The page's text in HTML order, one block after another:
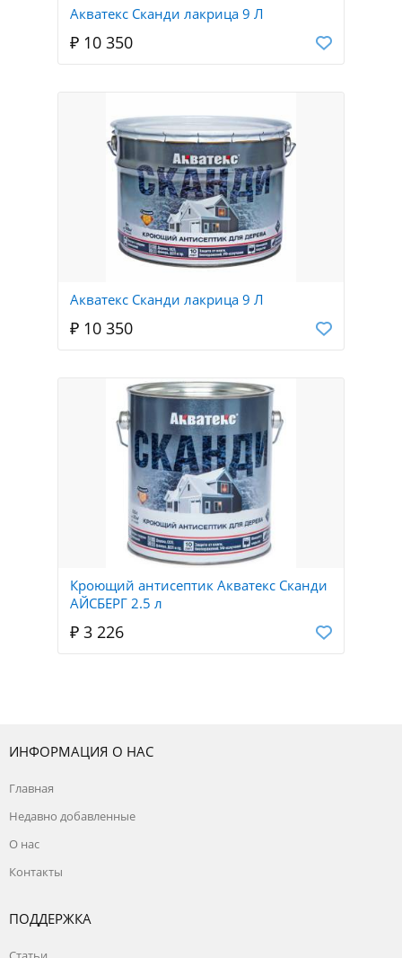
Акватекс Сканди лакрица 9 Л
₽ 10 350
Акватекс Сканди лакрица 9 Л
₽ 10 350
Кроющий антисептик Акватекс Сканди
АЙСБЕРГ 2.5 л
₽ 3 226
ИНФОРМАЦИЯ О НАС
Главная
Недавно добавленные
О нас
Контакты
ПОДДЕРЖКА